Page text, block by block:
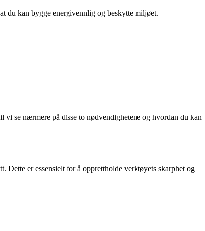
du kan bygge energivennlig og beskytte miljøet.
se nærmere på disse to nødvendighetene og hvordan du kan
Dette er essensielt for å opprettholde verktøyets skarphet og